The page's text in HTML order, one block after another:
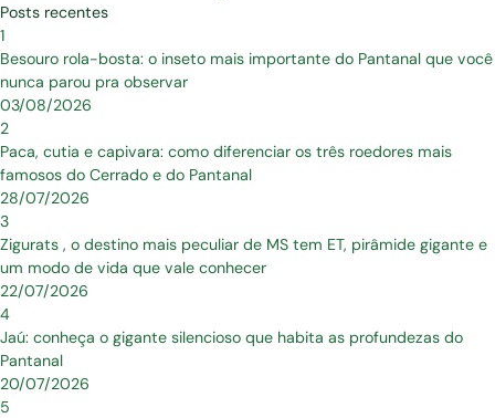
Posts recentes
1
Besouro rola-bosta: o inseto mais importante do Pantanal que você
nunca parou pra observar
03/08/2026
2
Paca, cutia e capivara: como diferenciar os três roedores mais
famosos do Cerrado e do Pantanal
28/07/2026
3
Zigurats , o destino mais peculiar de MS tem ET, pirâmide gigante e
um modo de vida que vale conhecer
22/07/2026
4
Jaú: conheça o gigante silencioso que habita as profundezas do
Pantanal
20/07/2026
5